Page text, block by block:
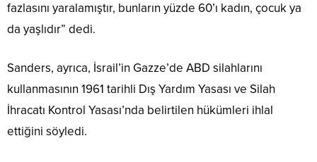
fazlasını yaralamıştır, bunların yüzde 60’ı kadın, çocuk ya
da yaşlıdır” dedi.
Sanders, ayrıca, İsrail’in Gazze’de ABD silahlarını
kullanmasının 1961 tarihli Dış Yardım Yasası ve Silah
İhracatı Kontrol Yasası’nda belirtilen hükümleri ihlal
ettiğini söyledi.